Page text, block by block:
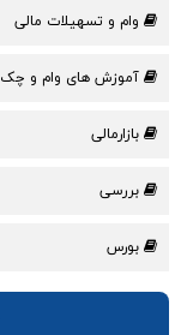
وام و تسهیلات مالی
آموزش های وام و چک
بازارمالی
بررسی
بورس